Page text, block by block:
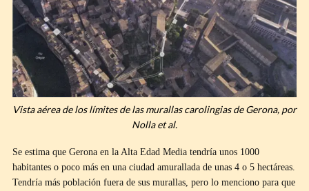
Vista aérea de los límites de las murallas carolingias de Gerona, por
Nolla et al.
Se estima que Gerona en la Alta Edad Media tendría unos 1000
habitantes o poco más en una ciudad amurallada de unas 4 o 5 hectáreas.
Tendría más población fuera de sus murallas, pero lo menciono para que